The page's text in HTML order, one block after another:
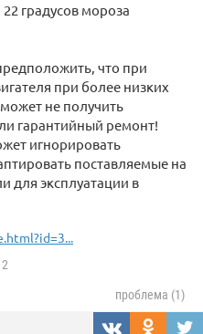
градусов мороза
что при
при более низких
не получить
гарантийный ремонт!
игнорировать
поставляемые на
для эксплуатации в
проблема (1)